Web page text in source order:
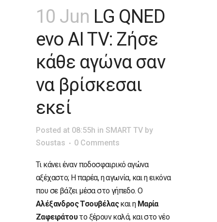
10 Jun LG QNED
evo AI TV: Ζήσε
κάθε αγώνα σαν
να βρίσκεσαι
εκεί
Posted at 08:55h in SMART TV by
Soustas
0 Comments
Τι κάνει έναν ποδοσφαιρικό αγώνα
αξέχαστο; Η παρέα, η αγωνία, και η εικόνα
που σε βάζει μέσα στο γήπεδο. Ο
Αλέξανδρος Τσουβέλαςκαι η Μαρία
Ζαφειράτουτο ξέρουν καλά, και στο νέο